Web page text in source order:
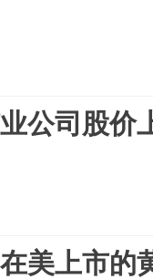
公司股价
美上市的